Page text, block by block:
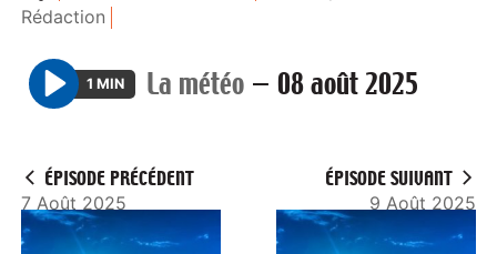
Rédaction
P
y
1 MIN La météo — 08 août 2025
ÉPISODE PRÉCÉDENT
7 Août 2025
ÉPISODE SUIVANT
9 Août 2025